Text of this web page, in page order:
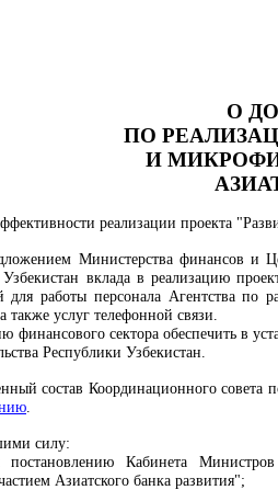
О
ПО
И
реализации проекта
Министерства финансов и
Узбекистан вклада в реализацию
для работы персонала Агентства по
также услуг телефонной связи.
финансового сектора обеспечить в
Республики Узбекистан.
состав Координационного совета
.
силу:
Кабинета
Азиатского банка развития";